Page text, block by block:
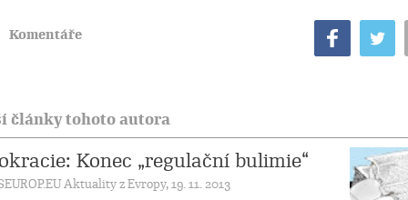
Komentáře
články tohoto autora
Konec „regulační bulimie“
Aktuality z Evropy, 19. 11. 2013